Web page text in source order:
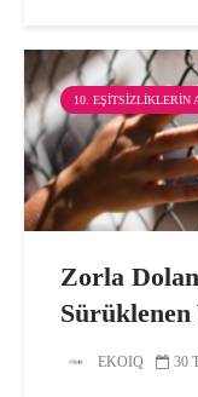
10. EŞITSIZLIKLERIN
Zorla
EKOIQ 30